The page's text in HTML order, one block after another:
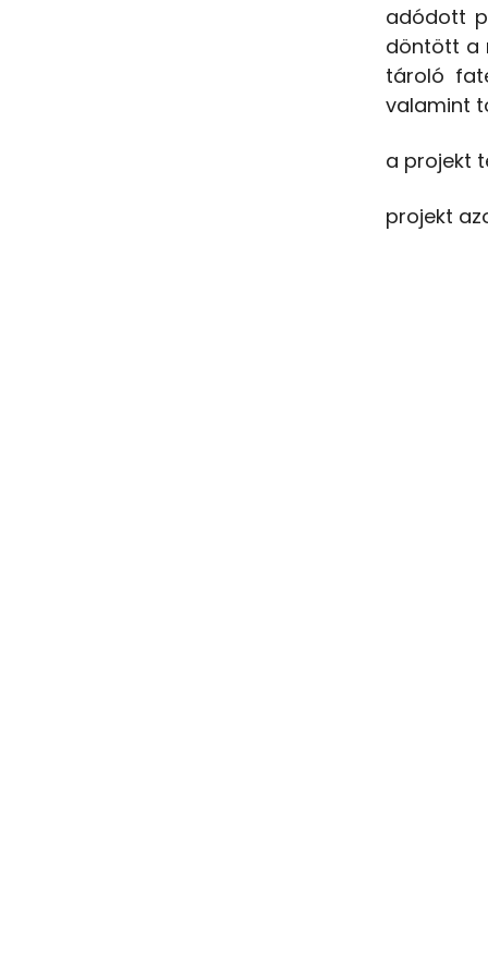
adódott
döntött a
tároló
valamint
a projekt
projekt